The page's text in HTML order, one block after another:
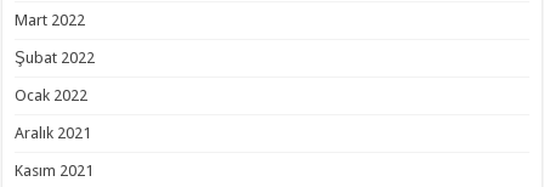
Mart 2022
Şubat 2022
Ocak 2022
Aralık 2021
Kasım 2021